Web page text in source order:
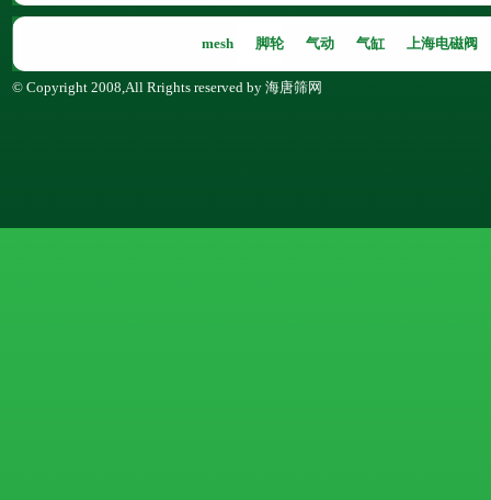
mesh 脚轮 气动 气缸 上海电磁阀
© Copyright 2008,All Rrights reserved by 海唐筛网